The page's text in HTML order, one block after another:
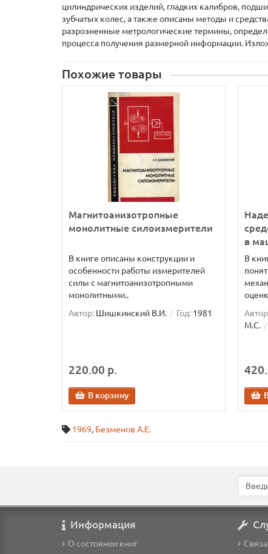
цилиндрических изделий, гладких калибров,
зубчатых колес, а также описаны методы и
разрозненные метрологические термины,
процесса получения размерной информации.
Похожие товары
Магнитоанизотропные
монолитные силоизмерители
В книге описаны конструкции и
особенности работы измерителей
силы с магнитоанизотропными
монолитными..
Автор: Шишкинский В.И. Год: 1981
220.00 р.
В корзину
в
В
М.С.
1969, Безменов А.Е.
Информация
О состоянии книг